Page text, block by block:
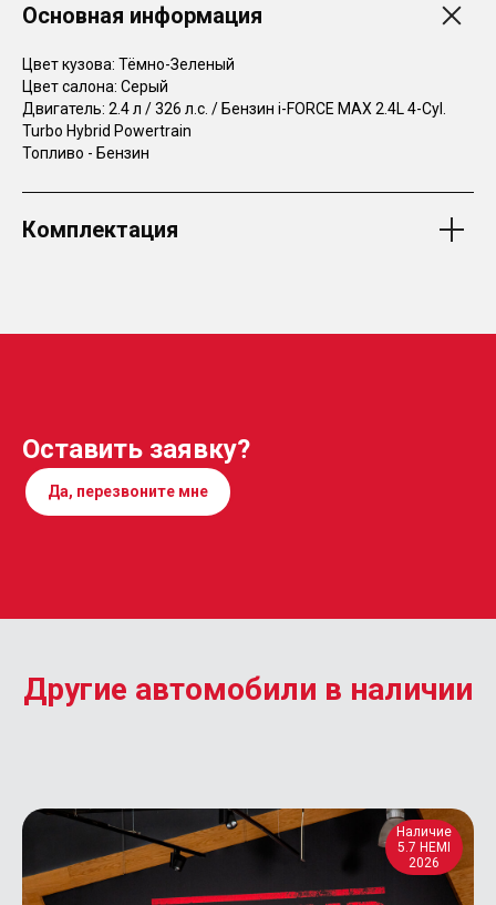
Основная информация
Цвет кузова: Тёмно-Зеленый
Цвет салона: Серый
Двигатель: 2.4 л / 326 л.с. / Бензин i-FORCE MAX 2.4L 4-Cyl.
Turbo Hybrid Powertrain
Топливо - Бензин
Комплектация
Оставить заявку?
Да, перезвоните мне
Другие автомобили в наличии
Наличие
5.7 HEMI
2026